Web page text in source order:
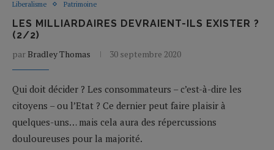
Liberalisme Patrimoine
LES MILLIARDAIRES DEVRAIENT-ILS EXISTER ?
(2/2)
par Bradley Thomas 30 septembre 2020
Qui doit décider ? Les consommateurs – c’est-à-dire les
citoyens – ou l’Etat ? Ce dernier peut faire plaisir à
quelques-uns… mais cela aura des répercussions
douloureuses pour la majorité.